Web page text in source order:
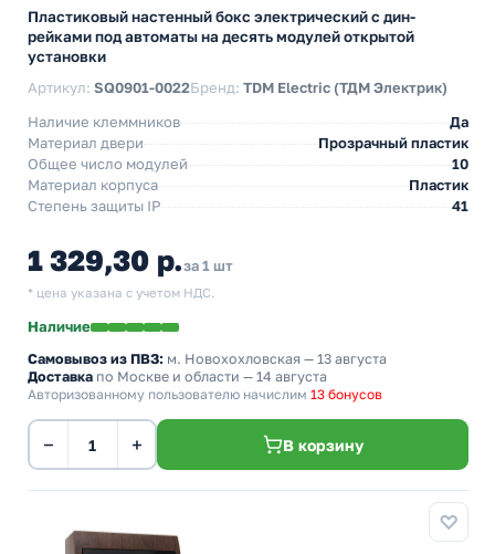
Пластиковый настенный бокс электрический с дин-
рейками под автоматы на десять модулей открытой
установки
Артикул: SQ0901-0022Бренд: TDM Electric (ТДМ Электрик)
Наличие клеммников
Да
Материал двери
Прозрачный пластик
Общее число модулей
10
Материал корпуса
Пластик
Степень защиты IP
41
1 329,30 р.за 1 шт
* цена указана с учетом НДС.
Наличие
Самовывоз из ПВЗ: м. Новохохловская — 13 августа
Доставка по Москве и области — 14 августа
Авторизованному пользователю начислим 13 бонусов
− + В корзину